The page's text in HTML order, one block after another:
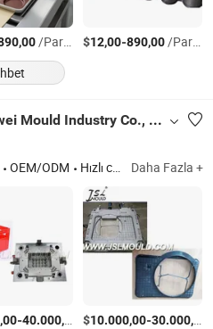
/Parça $12,00-890,00/Parça
Taizhou City Huangyan Beiwei Mould Industry Co., Ltd.
OEM/ODM Hızlı cevap Daha Fazla +
-40.000,00 /Ayarla
$10.000,00-30.000,00